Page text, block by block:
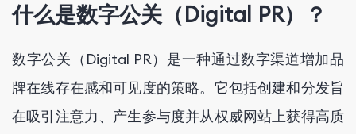
什么是数字公关（Digital PR）？
数字公关（Digital PR）是一种通过数字渠道增加品
牌在线存在感和可见度的策略。它包括创建和分发旨
在吸引注意力、产生参与度并从权威网站上获得高质